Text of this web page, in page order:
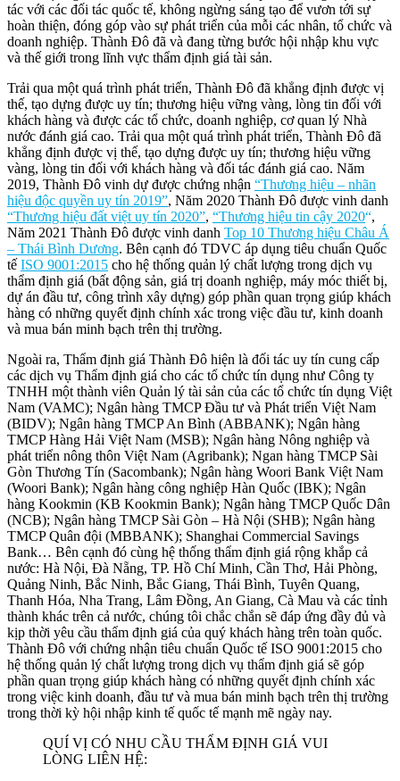
tác với các đối tác quốc tế, không ngừng sáng tạo để vươn tới sự
hoàn thiện, đóng góp vào sự phát triển của mỗi các nhân, tổ chức và
doanh nghiệp. Thành Đô đã và đang từng bước hội nhập khu vực
và thế giới trong lĩnh vực thẩm định giá tài sản.
Trải qua một quá trình phát triển, Thành Đô đã khẳng định được vị
thế, tạo dựng được uy tín; thương hiệu vững vàng, lòng tin đối với
khách hàng và được các tổ chức, doanh nghiệp, cơ quan lý Nhà
nước đánh giá cao. Trải qua một quá trình phát triển, Thành Đô đã
khẳng định được vị thế, tạo dựng được uy tín; thương hiệu vững
vàng, lòng tin đối với khách hàng và đối tác đánh giá cao. Năm
2019, Thành Đô vinh dự được chứng nhận “Thương hiệu – nhãn
hiệu độc quyền uy tín 2019”, Năm 2020 Thành Đô được vinh danh
“Thương hiệu đất việt uy tín 2020”, “Thương hiệu tin cậy 2020“,
Năm 2021 Thành Đô được vinh danh Top 10 Thương hiệu Châu Á
– Thái Bình Dương. Bên cạnh đó TDVC áp dụng tiêu chuẩn Quốc
tế ISO 9001:2015 cho hệ thống quản lý chất lượng trong dịch vụ
thẩm định giá (bất động sản, giá trị doanh nghiệp, máy móc thiết bị,
dự án đầu tư, công trình xây dựng) góp phần quan trọng giúp khách
hàng có những quyết định chính xác trong việc đầu tư, kinh doanh
và mua bán minh bạch trên thị trường.
Ngoài ra, Thẩm định giá Thành Đô hiện là đối tác uy tín cung cấp
các dịch vụ Thẩm định giá cho các tổ chức tín dụng như Công ty
TNHH một thành viên Quản lý tài sản của các tổ chức tín dụng Việt
Nam (VAMC); Ngân hàng TMCP Đầu tư và Phát triển Việt Nam
(BIDV); Ngân hàng TMCP An Bình (ABBANK); Ngân hàng
TMCP Hàng Hải Việt Nam (MSB); Ngân hàng Nông nghiệp và
phát triển nông thôn Việt Nam (Agribank); Ngan hàng TMCP Sài
Gòn Thương Tín (Sacombank); Ngân hàng Woori Bank Việt Nam
(Woori Bank); Ngân hàng công nghiệp Hàn Quốc (IBK); Ngân
hàng Kookmin (KB Kookmin Bank); Ngân hàng TMCP Quốc Dân
(NCB); Ngân hàng TMCP Sài Gòn – Hà Nội (SHB); Ngân hàng
TMCP Quân đội (MBBANK); Shanghai Commercial Savings
Bank… Bên cạnh đó cùng hệ thống thẩm định giá rộng khắp cả
nước: Hà Nội, Đà Nẵng, TP. Hồ Chí Minh, Cần Thơ, Hải Phòng,
Quảng Ninh, Bắc Ninh, Bắc Giang, Thái Bình, Tuyên Quang,
Thanh Hóa, Nha Trang, Lâm Đồng, An Giang, Cà Mau và các tỉnh
thành khác trên cả nước, chúng tôi chắc chắn sẽ đáp ứng đầy đủ và
kịp thời yêu cầu thẩm định giá của quý khách hàng trên toàn quốc.
Thành Đô với chứng nhận tiêu chuẩn Quốc tế ISO 9001:2015 cho
hệ thống quản lý chất lượng trong dịch vụ thẩm định giá sẽ góp
phần quan trọng giúp khách hàng có những quyết định chính xác
trong việc kinh doanh, đầu tư và mua bán minh bạch trên thị trường
trong thời kỳ hội nhập kinh tế quốc tế mạnh mẽ ngày nay.
QUÍ VỊ CÓ NHU CẦU THẨM ĐỊNH GIÁ VUI
LÒNG LIÊN HỆ: